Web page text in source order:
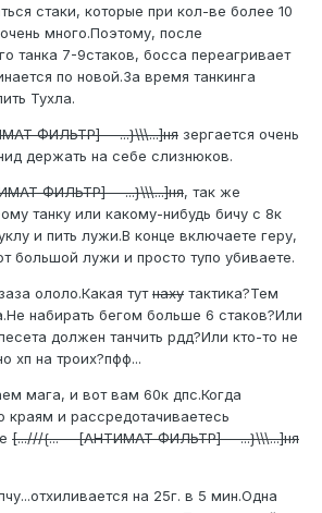
стаки, которые при кол-ве более 10
много.Поэтому, после
танка 7-9стаков, босса переагривает
по новой.За время танкинга
Тухла.
ФИЛЬТР]---...}\\\...]ня зергается очень
держать на себе слизнюков.
ФИЛЬТР]---...}\\\...]ня, так же
танку или какому-нибудь бичу с 8к
и пить лужи.В конце включаете геру,
большой лужи и просто тупо убиваете.
ололо.Какая тутнаху тактика?Тем
набирать бегом больше 6 стаков?Или
должен танчить рдд?Или кто-то не
хп на троих?пфф...
мага, и вот вам 60к дпс.Когда
краям и рассредотачиваетесь
[...///{...---[АНТИМАТ ФИЛЬТР]---...}\\\...]ня
на 25г. в 5 мин.Одна